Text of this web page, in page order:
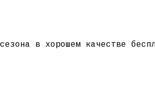
в хорошем качестве